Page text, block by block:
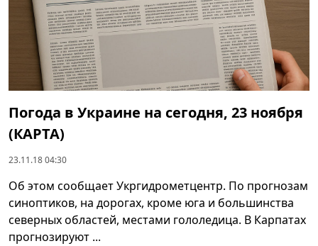
Погода в Украине на сегодня, 23 ноября
(КАРТА)
23.11.18 04:30
Об этом сообщает Укргидрометцентр. По прогнозам
синоптиков, на дорогах, кроме юга и большинства
северных областей, местами гололедица. В Карпатах
прогнозируют ...